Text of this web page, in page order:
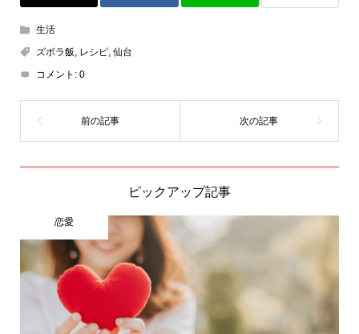
生活
ズボラ飯, レシピ, 仙台
コメント: 0
ピックアップ記事
恋愛